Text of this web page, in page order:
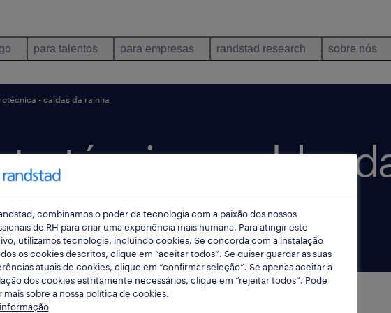
para talentos para empresas randstad research sobre nós
- caldas da rainha
- caldas
há 2 dias data limite 19 agosto 2026
combinamos o poder da tecnologia com a paixão dos nossos
de RH para criar uma experiência mais humana. Para atingir este
utilizamos tecnologia, incluindo cookies. Se concorda com a instalação
os cookies descritos, clique em “aceitar todos”. Se quiser guardar as suas
atuais de cookies, clique em “confirmar seleção”. Se apenas aceitar a
dos cookies estritamente necessários, clique em “rejeitar todos”. Pode
mais sobre a nossa política de cookies.